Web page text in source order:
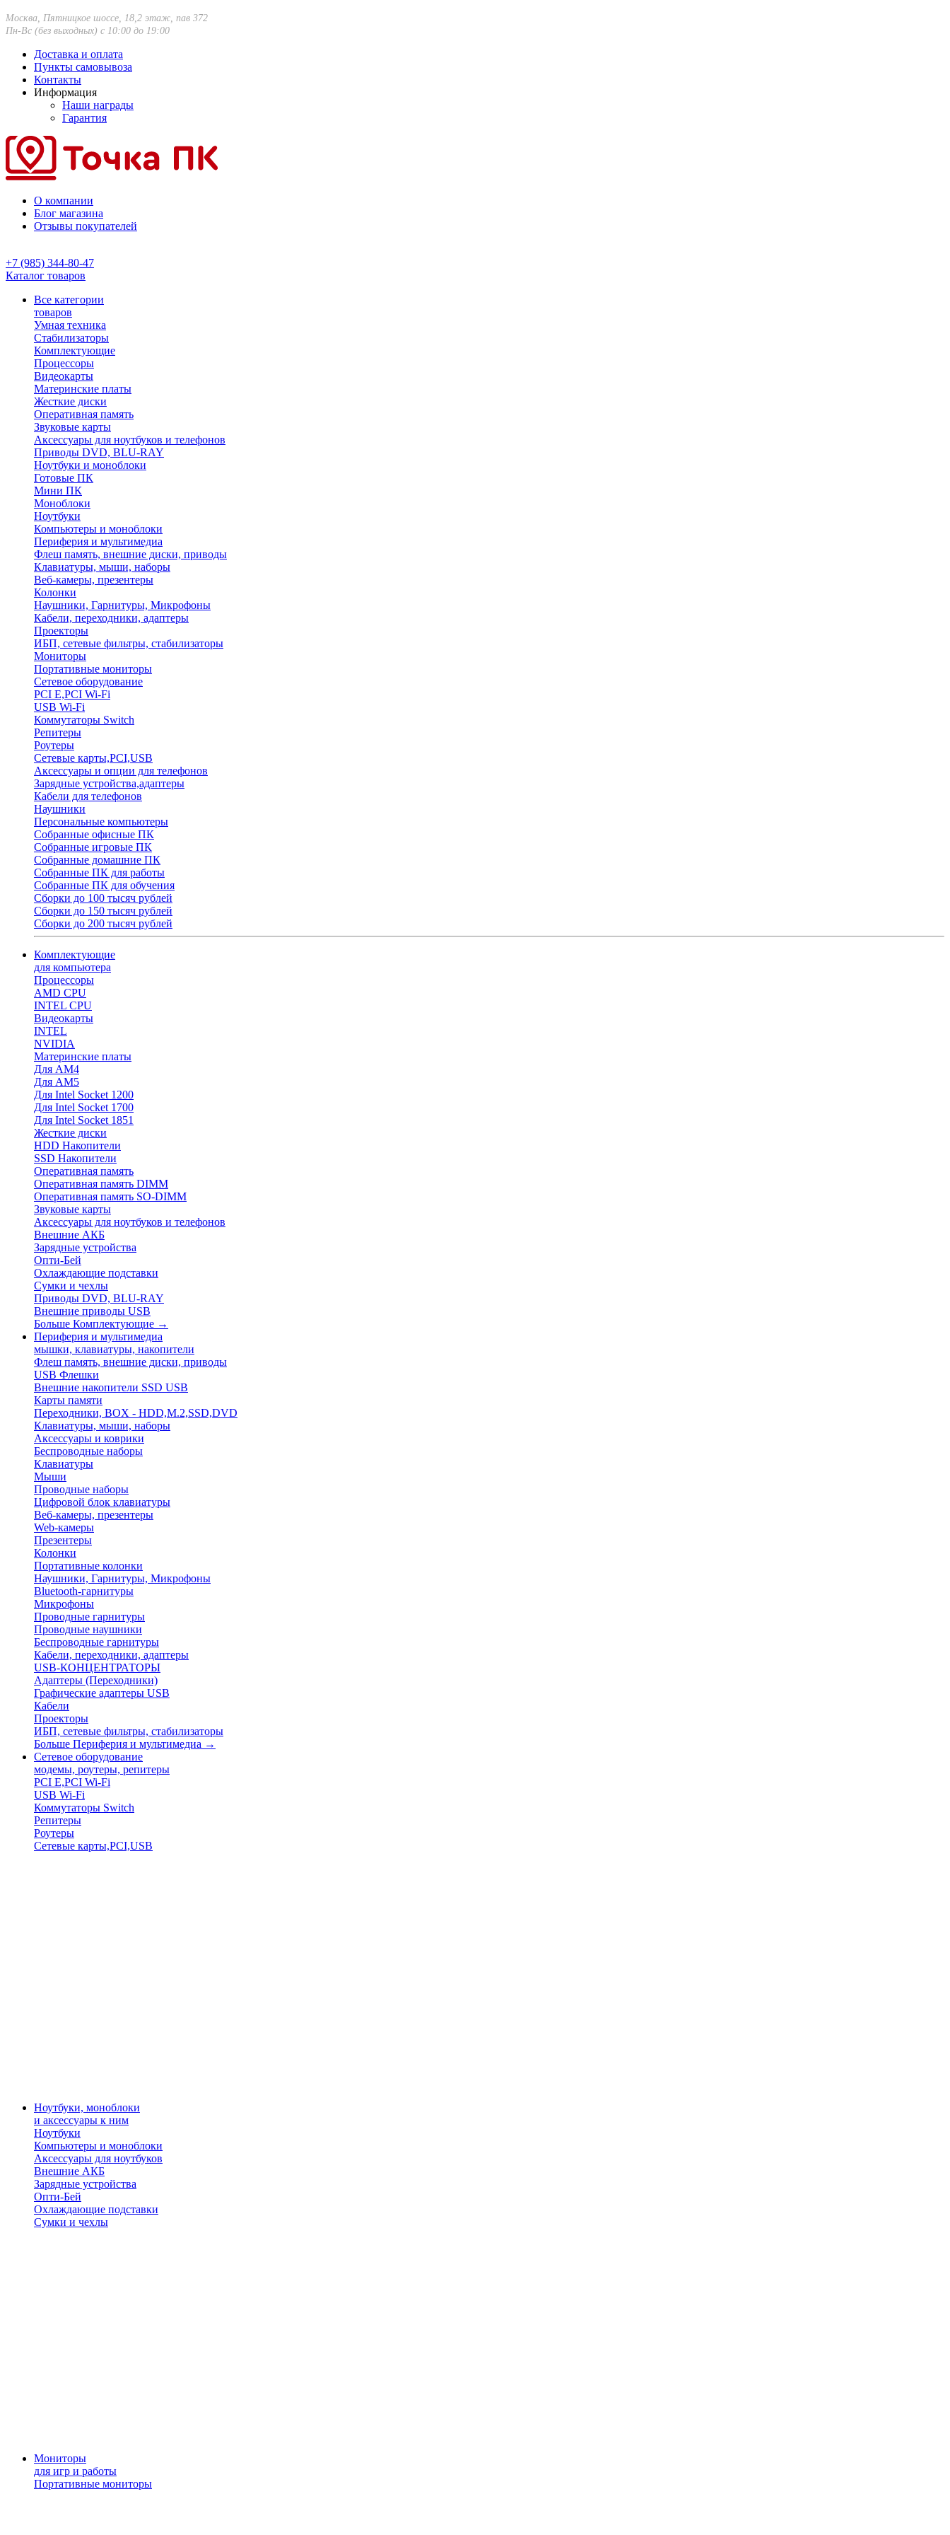
Москва, Пятницкое шоссе, 18,2 этаж, пав 372
Пн-Вс (без выходных) с 10:00 до 19:00
Доставка и оплата
Пункты самовывоза
Контакты
Информация
Наши награды
Гарантия
О компании
Блог магазина
Отзывы покупателей
+7 (985) 344-80-47
Каталог товаров
Все категории
товаров
Умная техника
Стабилизаторы
Комплектующие
Процессоры
Видеокарты
Материнские платы
Жесткие диски
Оперативная память
Звуковые карты
Аксессуары для ноутбуков и телефонов
Приводы DVD, BLU-RAY
Ноутбуки и моноблоки
Готовые ПК
Мини ПК
Моноблоки
Ноутбуки
Компьютеры и моноблоки
Периферия и мультимедиа
Флеш память, внешние диски, приводы
Клавиатуры, мыши, наборы
Веб-камеры, презентеры
Колонки
Наушники, Гарнитуры, Микрофоны
Кабели, переходники, адаптеры
Проекторы
ИБП, сетевые фильтры, стабилизаторы
Мониторы
Портативные мониторы
Сетевое оборудование
PCI E,PCI Wi-Fi
USB Wi-Fi
Коммутаторы Switch
Репитеры
Роутеры
Сетевые карты,PCI,USB
Аксессуары и опции для телефонов
Зарядные устройства,адаптеры
Кабели для телефонов
Наушники
Персональные компьютеры
Собранные офисные ПК
Собранные игровые ПК
Собранные домашние ПК
Собранные ПК для работы
Собранные ПК для обучения
Сборки до 100 тысяч рублей
Сборки до 150 тысяч рублей
Сборки до 200 тысяч рублей
Комплектующие
для компьютера
Процессоры
AMD CPU
INTEL CPU
Видеокарты
INTEL
NVIDIA
Материнские платы
Для AM4
Для AM5
Для Intel Socket 1200
Для Intel Socket 1700
Для Intel Socket 1851
Жесткие диски
HDD Накопители
SSD Накопители
Оперативная память
Оперативная память DIMM
Оперативная память SO-DIMM
Звуковые карты
Аксессуары для ноутбуков и телефонов
Внешние АКБ
Зарядные устройства
Опти-Бей
Охлаждающие подставки
Сумки и чехлы
Приводы DVD, BLU-RAY
Внешние приводы USB
Больше Комплектующие →
Периферия и мультимедиа
мышки, клавиатуры, накопители
Флеш память, внешние диски, приводы
USB Флешки
Внешние накопители SSD USB
Карты памяти
Переходники, BOX - HDD,M.2,SSD,DVD
Клавиатуры, мыши, наборы
Аксессуары и коврики
Беспроводные наборы
Клавиатуры
Мыши
Проводные наборы
Цифровой блок клавиатуры
Веб-камеры, презентеры
Web-камеры
Презентеры
Колонки
Портативные колонки
Наушники, Гарнитуры, Микрофоны
Bluetooth-гарнитуры
Микрофоны
Проводные гарнитуры
Проводные наушники
Беспроводные гарнитуры
Кабели, переходники, адаптеры
USB-КОНЦЕНТРАТОРЫ
Адаптеры (Переходники)
Графические адаптеры USB
Кабели
Проекторы
ИБП, сетевые фильтры, стабилизаторы
Больше Периферия и мультимедиа →
Сетевое оборудование
модемы, роутеры, репитеры
PCI E,PCI Wi-Fi
USB Wi-Fi
Коммутаторы Switch
Репитеры
Роутеры
Сетевые карты,PCI,USB
Ноутбуки, моноблоки
и аксессуары к ним
Ноутбуки
Компьютеры и моноблоки
Аксессуары для ноутбуков
Внешние АКБ
Зарядные устройства
Опти-Бей
Охлаждающие подставки
Сумки и чехлы
Мониторы
для игр и работы
Портативные мониторы